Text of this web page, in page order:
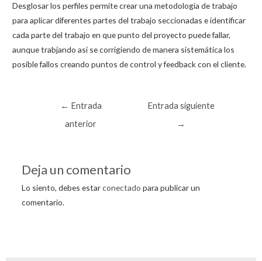
Desglosar los perfiles permite crear una metodología de trabajo
para aplicar diferentes partes del trabajo seccionadas e identificar
cada parte del trabajo en que punto del proyecto puede fallar,
aunque trabjando asi se corrigiendo de manera sistemática los
posible fallos creando puntos de control y feedback con el cliente.
Navegación
← Entrada
anterior
Entrada siguiente
→
Deja un comentario
Lo siento, debes estarconectado para publicar un
comentario.